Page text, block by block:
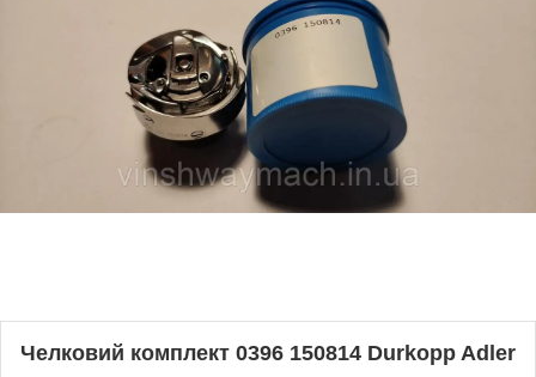
Челковий комплект 0396 150814 Durkopp Adler